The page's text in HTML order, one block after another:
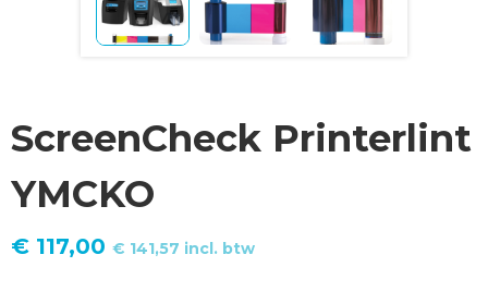
ScreenCheck Printerlint
YMCKO
€ 117,00 € 141,57 incl. btw